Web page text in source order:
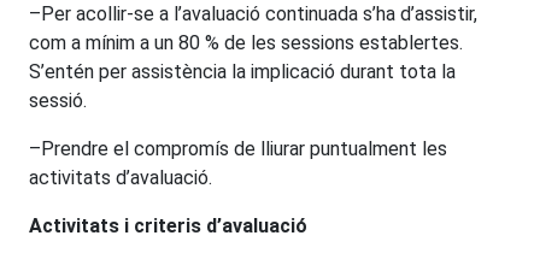
–Per acollir-se a l’avaluació continuada s’ha d’assistir,
com a mínim a un 80 % de les sessions establertes.
S’entén per assistència la implicació durant tota la
sessió.
–Prendre el compromís de lliurar puntualment les
activitats d’avaluació.
Activitats i criteris d’avaluació